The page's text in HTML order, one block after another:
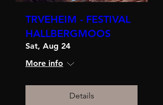
TRVEHEIM - FESTIVAL
HALLBERGMOOS
Sat, Aug 24
More info
Details